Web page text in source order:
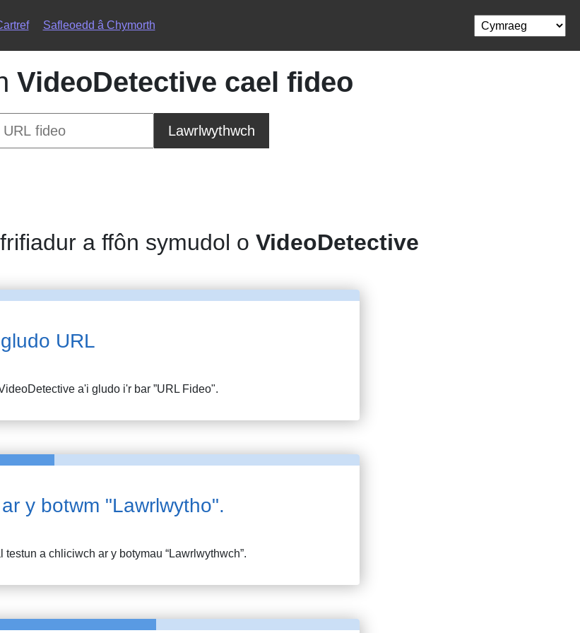
Safleoedd â Chymorth
VideoDetective cael fideo
Lawrlwythwch
a ffôn symudol o VideoDetective
URL
a'i gludo i'r bar ”URL Fideo".
y botwm "Lawrlwytho".
a chliciwch ar y botymau “Lawrlwythwch”.